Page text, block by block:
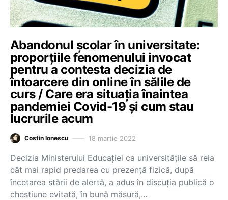
Abandonul școlar în universitate:
proporțiile fenomenului invocat
pentru a contesta decizia de
întoarcere din online în sălile de
curs / Care era situația înaintea
pandemiei Covid-19 și cum stau
lucrurile acum
Costin Ionescu 18 martie 2022
Decizia Ministerului Educației ca universitățile să reia
cât mai rapid predarea cu prezență fizică, după
încetarea stării de alertă, a adus în discuția publică o
chestiune evitată, în bună măsură,…